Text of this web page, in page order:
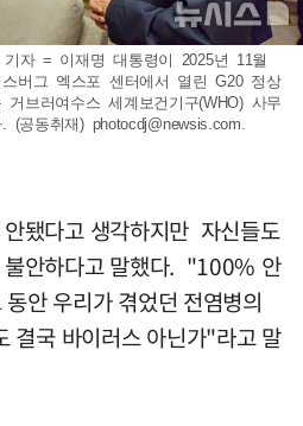
기자 = 이재명 대통령이 2025년 11월
버그 엑스포 센터에서 열린 G20 정상
브러여수스 세계보건기구(WHO) 사무
(공동취재) photocdj@newsis.com.
됐다고 생각하지만 자신들도
불안하다고 말했다. "100% 안
안 우리가 겪었던 전염병의
결국 바이러스 아닌가"라고 말